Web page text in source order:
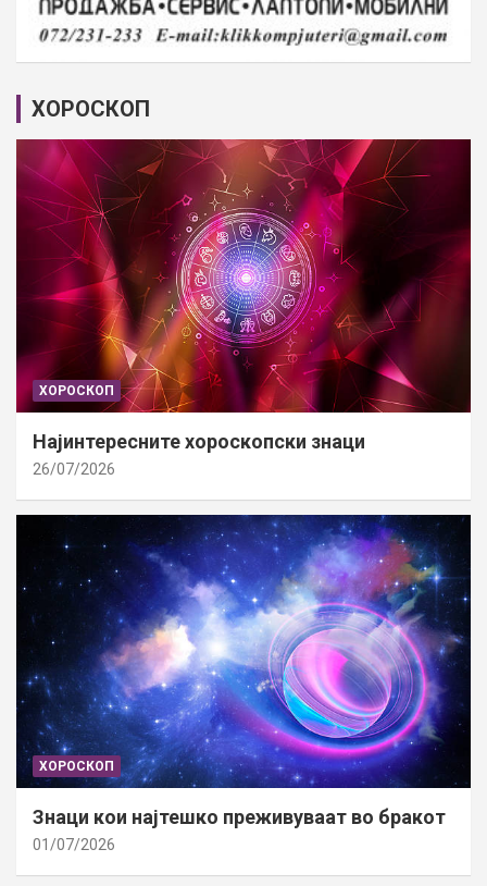
ХОРОСКОП
ХОРОСКОП
Најинтересните хороскопски знаци
26/07/2026
ХОРОСКОП
Знаци кои најтешко преживуваат во бракот
01/07/2026